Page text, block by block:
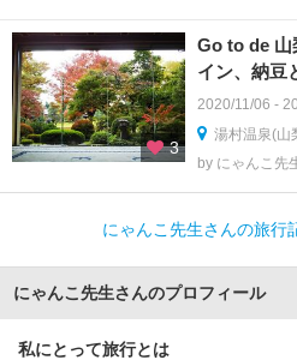
3
Go to de 山
イン、納豆
2020/11/06 -
湯村温泉(山
by にゃんこ先
にゃんこ先生さんの旅行
にゃんこ先生さんのプロフィール
私にとって旅行とは